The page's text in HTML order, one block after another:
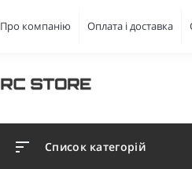
Про компанію Оплата і доставка
Список категорій